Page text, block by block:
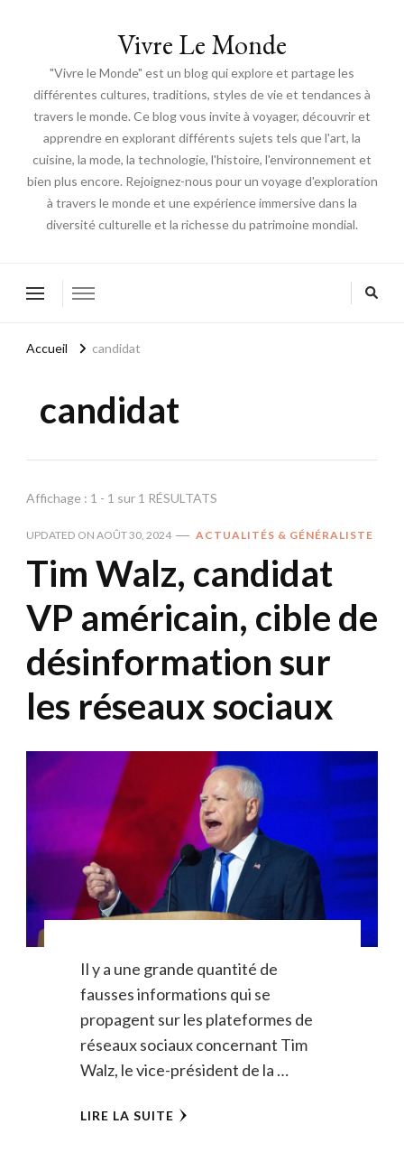
Vivre Le Monde
"Vivre le Monde" est un blog qui explore et partage les
différentes cultures, traditions, styles de vie et tendances à
travers le monde. Ce blog vous invite à voyager, découvrir et
apprendre en explorant différents sujets tels que l'art, la
cuisine, la mode, la technologie, l'histoire, l'environnement et
bien plus encore. Rejoignez-nous pour un voyage d'exploration
à travers le monde et une expérience immersive dans la
diversité culturelle et la richesse du patrimoine mondial.
Accueil candidat
candidat
Affichage : 1 - 1 sur 1 RÉSULTATS
UPDATED ON AOÛT 30, 2024 ACTUALITÉS & GÉNÉRALISTE
Tim Walz, candidat
VP américain, cible de
désinformation sur
les réseaux sociaux
Il y a une grande quantité de
fausses informations qui se
propagent sur les plateformes de
réseaux sociaux concernant Tim
Walz, le vice-président de la …
LIRE LA SUITE